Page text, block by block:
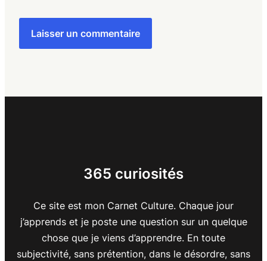
365 curiosités
Ce site est mon Carnet Culture. Chaque jour
j’apprends et je poste une question sur un quelque
chose que je viens d’apprendre. En toute
subjectivité, sans prétention, dans le désordre, sans